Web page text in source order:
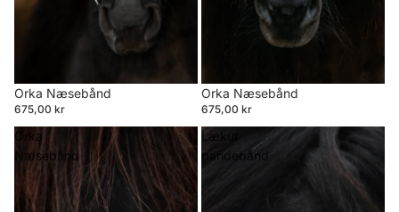
Orka Næsebånd
675,00 kr
Orka Næsebånd
675,00 kr
Orka
Næsebånd
Lækur
pandebånd